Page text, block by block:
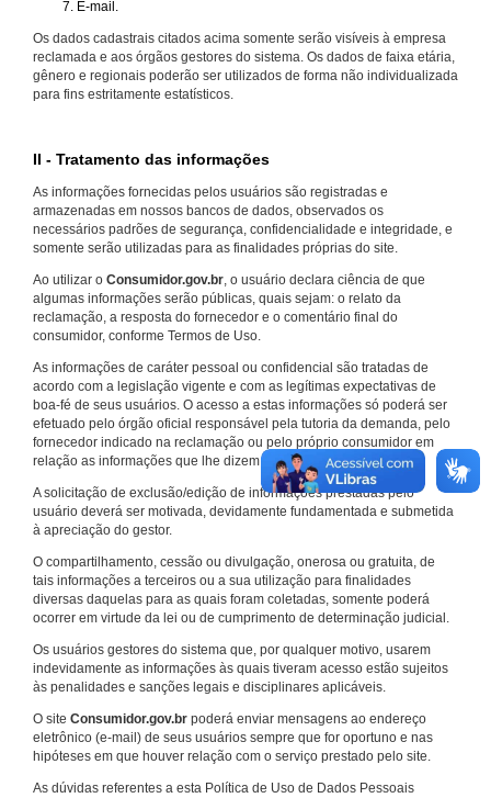
E-mail.
Os dados cadastrais citados acima somente serão visíveis à empresa
reclamada e aos órgãos gestores do sistema. Os dados de faixa etária,
gênero e regionais poderão ser utilizados de forma não individualizada
para fins estritamente estatísticos.
II - Tratamento das informações
As informações fornecidas pelos usuários são registradas e
armazenadas em nossos bancos de dados, observados os
necessários padrões de segurança, confidencialidade e integridade, e
somente serão utilizadas para as finalidades próprias do site.
Ao utilizar o Consumidor.gov.br, o usuário declara ciência de que
algumas informações serão públicas, quais sejam: o relato da
reclamação, a resposta do fornecedor e o comentário final do
consumidor, conforme Termos de Uso.
As informações de caráter pessoal ou confidencial são tratadas de
acordo com a legislação vigente e com as legítimas expectativas de
boa-fé de seus usuários. O acesso a estas informações só poderá ser
efetuado pelo órgão oficial responsável pela tutoria da demanda, pelo
fornecedor indicado na reclamação ou pelo próprio consumidor em
relação as informações que lhe dizem respeito.
A solicitação de exclusão/edição de informações prestadas pelo
usuário deverá ser motivada, devidamente fundamentada e submetida
à apreciação do gestor.
O compartilhamento, cessão ou divulgação, onerosa ou gratuita, de
tais informações a terceiros ou a sua utilização para finalidades
diversas daquelas para as quais foram coletadas, somente poderá
ocorrer em virtude da lei ou de cumprimento de determinação judicial.
Os usuários gestores do sistema que, por qualquer motivo, usarem
indevidamente as informações às quais tiveram acesso estão sujeitos
às penalidades e sanções legais e disciplinares aplicáveis.
O site Consumidor.gov.br poderá enviar mensagens ao endereço
eletrônico (e-mail) de seus usuários sempre que for oportuno e nas
hipóteses em que houver relação com o serviço prestado pelo site.
As dúvidas referentes a esta Política de Uso de Dados Pessoais